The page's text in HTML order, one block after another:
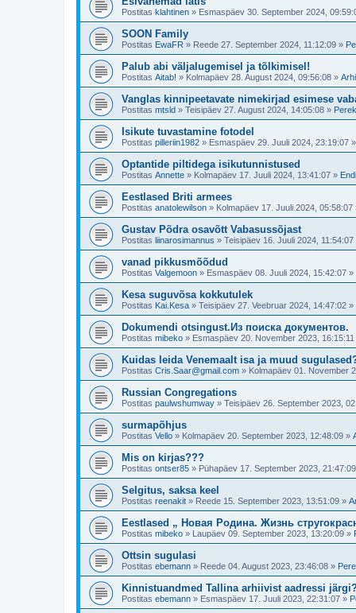
Postitas klahtinen » Esmaspäev 30. September 2024,
SOON Family
Postitas EwaFR » Reede 27. September 2024, 11:12:09 »
Palub abi väljalugemisel ja tõlkimisel!
Postitas Aitab! » Kolmapäev 28. August 2024, 09:56:08 »
Vanglas kinnipeetavate nimekirjad esimese
Postitas mtsld » Teisipäev 27. August 2024, 14:05:08 »
Isikute tuvastamine fotodel
Postitas pilleriin1982 » Esmaspäev 29. Juuli 2024, 23:19:07 »
Optantide piltidega isikutunnistused
Postitas Annette » Kolmapäev 17. Juuli 2024, 13:41:07 »
Eestlased Briti armees
Postitas anatolewilson » Kolmapäev 17. Juuli 2024, 05:58:07
Gustav Põdra osavõtt Vabasussõjast
Postitas liinarosimannus » Teisipäev 16. Juuli 2024, 11:54:07
vanad pikkusmõõdud
Postitas Valgemoon » Esmaspäev 08. Juuli 2024, 15:42:07 »
Kesa suguvõsa kokkutulek
Postitas Kai.Kesa » Teisipäev 27. Veebruar 2024, 14:47:02 »
Dokumendi otsingust.Из поиска документов.
Postitas mibeko » Esmaspäev 20. November 2023, 16:15:11
Kuidas leida Venemaalt isa ja muud
Postitas Cris.Saar@gmail.com » Kolmapäev 01. November
Russian Congregations
Postitas paulwshumway » Teisipäev 26. September 2023,
surmapõhjus
Postitas Vello » Kolmapäev 20. September 2023, 12:48:09 »
Mis on kirjas???
Postitas ontser85 » Pühapäev 17. September 2023, 21:47:09
Selgitus, saksa keel
Postitas reenakit » Reede 15. September 2023, 13:51:09 »
Eestlased „ Новая Родина. Жизнь
Postitas mibeko » Laupäev 09. September 2023, 13:20:09 »
Ottsin sugulasi
Postitas ebemann » Reede 04. August 2023, 23:46:08 »
Kinnistuandmed Tallina arhiivist aadressi
Postitas ebemann » Esmaspäev 17. Juuli 2023, 22:31:07 »